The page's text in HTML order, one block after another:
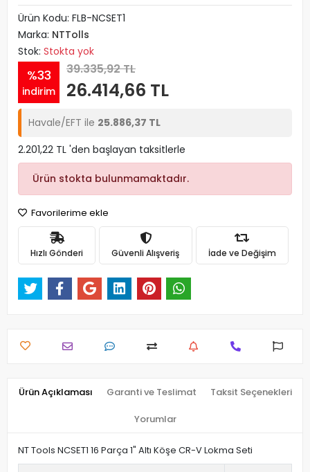
Ürün Kodu: FLB-NCSET1
Marka: NTTolls
Stok: Stokta yok
%33
indirim
39.335,92 TL
26.414,66 TL
Havale/EFT ile 25.886,37 TL
2.201,22 TL 'den başlayan taksitlerle
Ürün stokta bulunmamaktadır.
Favorilerime ekle
Hızlı Gönderi Güvenli Alışveriş İade ve Değişim
Ürün Açıklaması Garanti ve Teslimat Taksit Seçenekleri
Yorumlar
NT Tools NCSET1 16 Parça 1" Altı Köşe CR-V Lokma Seti